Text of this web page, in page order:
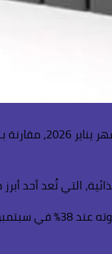
التي تُعد أحد
إلى: